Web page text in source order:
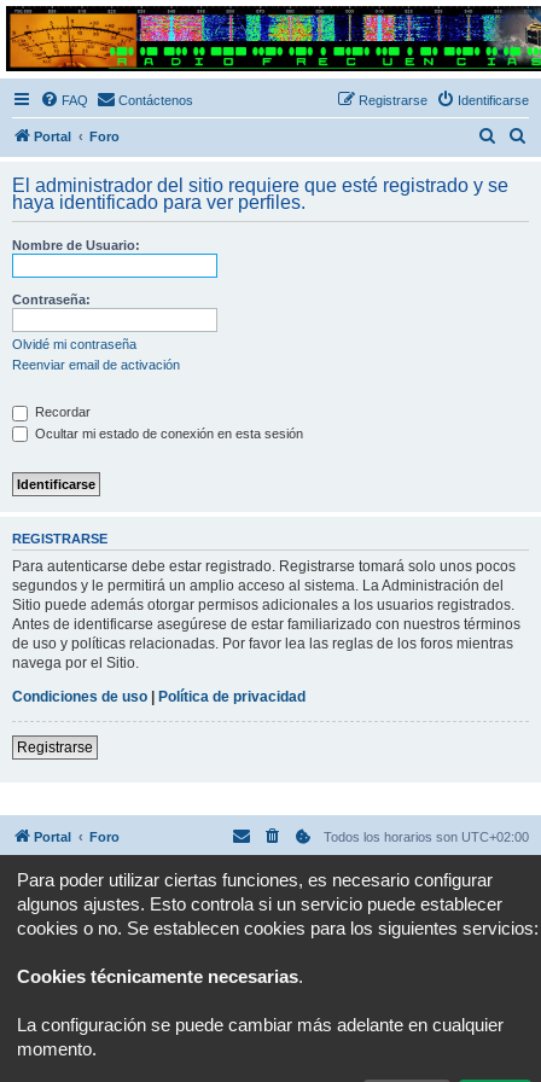
Radio Frecuencias
Foro de Radio Frecuencias
FAQ Contáctenos Identificarse
Registrarse
Portal Foro
c
s
c
El administrador del sitio requiere que esté registrado y se
haya identificado para ver perfiles.
Nombre de Usuario:
Contraseña:
Olvidé mi contraseña
Reenviar email de activación
Recordar
Ocultar mi estado de conexión en esta sesión
REGISTRARSE
Para autenticarse debe estar registrado. Registrarse tomará solo unos pocos
segundos y le permitirá un amplio acceso al sistema. La Administración del
Sitio puede además otorgar permisos adicionales a los usuarios registrados.
Antes de identificarse asegúrese de estar familiarizado con nuestros términos
de uso y políticas relacionadas. Por favor lea las reglas de los foros mientras
navega por el Sitio.
Condiciones de uso | Política de privacidad
Registrarse
Portal Foro Todos los horarios son UTC+02:00
Desarrollado porphpBB® Forum Software © phpBB Limited
Traducción al español porphpBB España
Privacidad|Condiciones
Para poder utilizar ciertas funciones, es necesario configurar
algunos ajustes. Esto controla si un servicio puede establecer
cookies o no. Se establecen cookies para los siguientes servicios:
Cookies técnicamente necesarias.
La configuración se puede cambiar más adelante en cualquier
momento.